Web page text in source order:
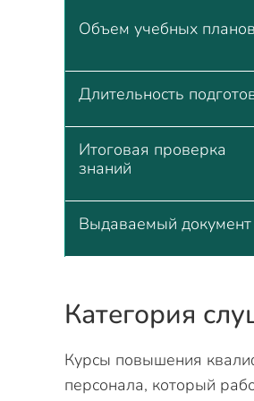
Объем учебных планов
Длительность
Итоговая проверка
знаний
Выдаваемый документ
Категория
Курсы повышения
персонала, который